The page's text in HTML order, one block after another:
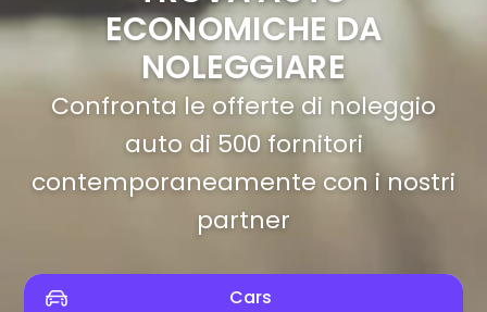
ECONOMICHE DA
NOLEGGIARE
Confronta le offerte di noleggio
auto di 500 fornitori
contemporaneamente con i nostri
partner
Cars